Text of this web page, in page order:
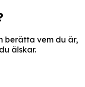
berätta vem du är,
älskar.